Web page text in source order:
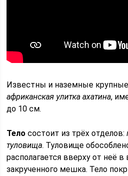
Известны и наземные
африканская улитка ахатина,
до 10 см.
Телосостоит из трёх отделов:
туловища. Туловище
располагается вверху от неё
закрученного мешка. Тело